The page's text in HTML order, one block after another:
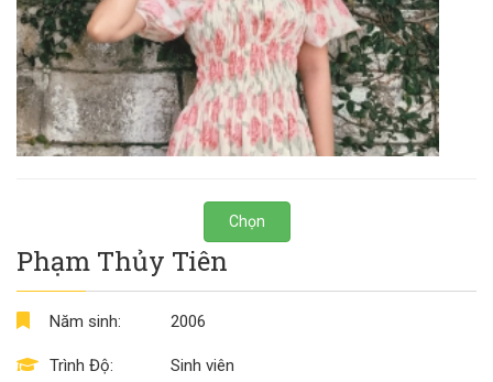
Chọn
Phạm Thủy Tiên
Năm sinh:
Trình Độ:
2006
Sinh viên